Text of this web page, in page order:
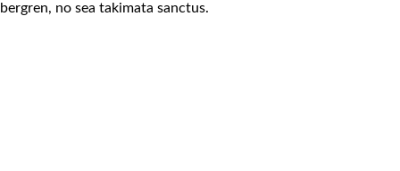
bergren, no sea takimata sanctus.